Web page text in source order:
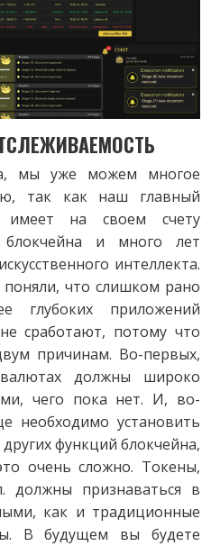
мы уже можем многое
так как наш главный
имеет на своем счету
и много лет
интеллекта.
что слишком рано
глубоких приложений
сработают, потому что
причинам. Во-первых,
должны широко
чего пока нет. И, во-
необходимо установить
функций блокчейна,
очень сложно. Токены,
должны признаваться в
как и традиционные
В будущем вы будете